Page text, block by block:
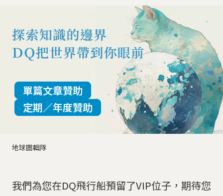
地球圖輯隊
單篇文章贊助
定期／年度贊助
我們為您在DQ飛行船預留了VIP位子，期待您